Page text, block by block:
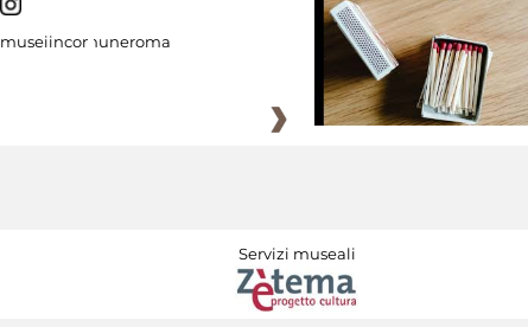
museiincomuneroma
Servizi museali